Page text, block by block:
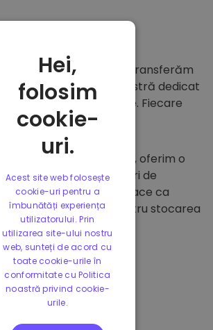
peKriptomat
, îl transferăm
portofelul dumneavoastră dedicat
platformei noastre. Fiecare
un portofel individual.
clienții și fondurile lor, oferim o
și efectuăm audituri de
Această abordare face ca
să fie un paradis pentru stocarea
Hei,
folosim
cookie-
uri.
Acest site web folosește
cookie-uri pentru a
îmbunătăți experiența
utilizatorului. Prin
utilizarea site-ului nostru
web, sunteți de acord cu
toate cookie-urile în
conformitate cu Politica
noastră privind cookie-
urile.